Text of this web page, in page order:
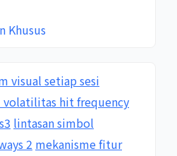
Khusus
visual setiap sesi
volatilitas hit frequency
lintasan simbol
2 mekanisme fitur